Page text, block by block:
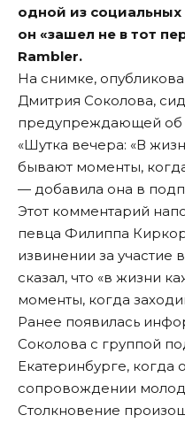
одной из социальных
он «зашел не в тот
Rambler.
На снимке,
Дмитрия Соколова,
предупреждающей об
«Шутка вечера: «В
бывают моменты,
— добавила она в
Этот комментарий
певца Филиппа
извинении за участие
сказал, что «в жизни
моменты, когда
Ранее появилась
Соколова с группой
Екатеринбурге, когда
сопровождении
Столкновение